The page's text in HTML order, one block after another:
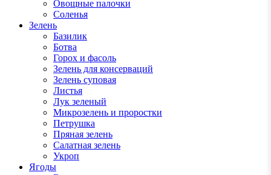
Овощные палочки
Соленья
Зелень
Базилик
Ботва
Горох и фасоль
Зелень для консерваций
Зелень суповая
Листья
Лук зеленый
Микрозелень и проростки
Петрушка
Пряная зелень
Салатная зелень
Укроп
Ягоды